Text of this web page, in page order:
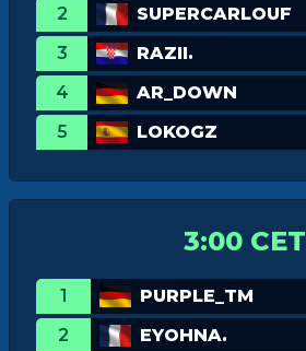
2
SUPERCARLOUF
3
RAZII.
4
AR_DOWN
5
LOKOGZ
3:00 CET
1
PURPLE_TM
2
EYOHNA.